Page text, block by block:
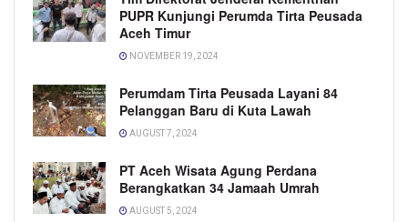
PUPR Kunjungi Perumda Tirta Peusada
Aceh Timur
NOVEMBER 19, 2024
Perumdam Tirta Peusada Layani 84
Pelanggan Baru di Kuta Lawah
AUGUST 7, 2024
PT Aceh Wisata Agung Perdana
Berangkatkan 34 Jamaah Umrah
AUGUST 5, 2024